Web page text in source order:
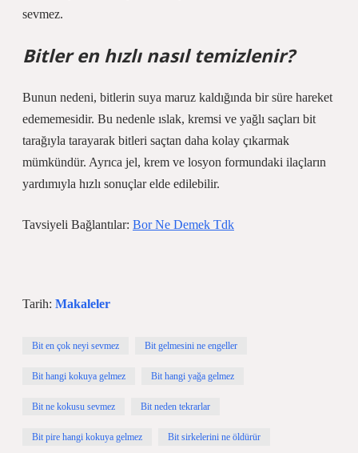
sevmez.
Bitler en hızlı nasıl temizlenir?
Bunun nedeni, bitlerin suya maruz kaldığında bir süre hareket
edememesidir. Bu nedenle ıslak, kremsi ve yağlı saçları bit
tarağıyla tarayarak bitleri saçtan daha kolay çıkarmak
mümkündür. Ayrıca jel, krem ​​ve losyon formundaki ilaçların
yardımıyla hızlı sonuçlar elde edilebilir.
Tavsiyeli Bağlantılar: Bor Ne Demek Tdk
Tarih: Makaleler
Bit en çok neyi sevmez Bit gelmesini ne engeller
Bit hangi kokuya gelmez Bit hangi yağa gelmez
Bit ne kokusu sevmez Bit neden tekrarlar
Bit pire hangi kokuya gelmez Bit sirkelerini ne öldürür